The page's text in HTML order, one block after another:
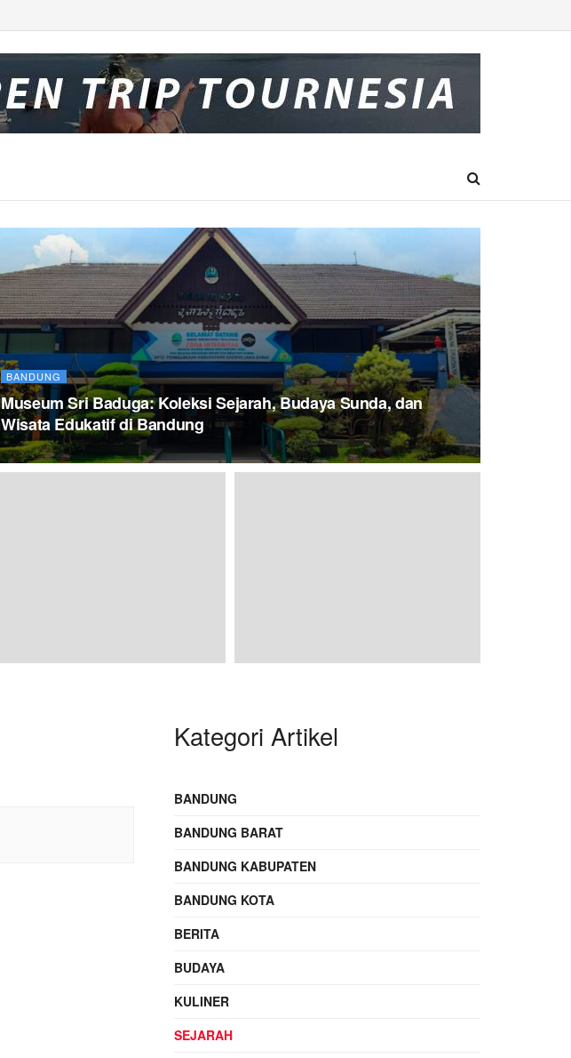
BANDUNG
Museum Sri Baduga: Koleksi Sejarah, Budaya Sunda, dan
Wisata Edukatif di Bandung
Kategori Artikel
BANDUNG
BANDUNG BARAT
BANDUNG KABUPATEN
BANDUNG KOTA
BERITA
BUDAYA
KULINER
SEJARAH